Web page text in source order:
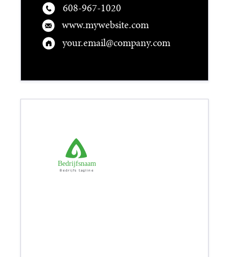
your.email@company.com
608-967-1020
www.mywebsite.com
Bedrijfsnaam
Bedrijfs tagline